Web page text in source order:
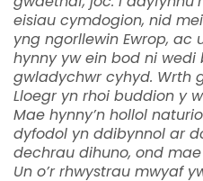
eisiau cymdogion, nid
yng ngorllewin Ewrop, ac
hynny yw ein bod ni
gwladychwr cyhyd. Wrth
Lloegr yn rhoi buddion y
Mae hynny’n hollol
dyfodol yn ddibynnol ar
dechrau dihuno, ond
Un o’r rhwystrau mwyaf